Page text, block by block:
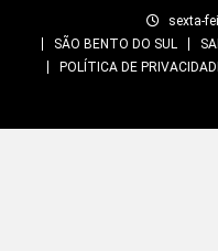
sexta-
SÃO BENTO DO SUL
POLÍTICA DE